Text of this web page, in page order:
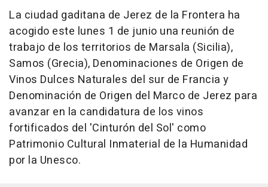
La ciudad gaditana de Jerez de la Frontera ha
acogido este lunes 1 de junio una reunión de
trabajo de los territorios de Marsala (Sicilia),
Samos (Grecia), Denominaciones de Origen de
Vinos Dulces Naturales del sur de Francia y
Denominación de Origen del Marco de Jerez para
avanzar en la candidatura de los vinos
fortificados del 'Cinturón del Sol' como
Patrimonio Cultural Inmaterial de la Humanidad
por la Unesco.